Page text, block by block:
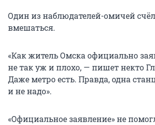
Один из наблюдателей-омичей
вмешаться.
«Как житель Омска официально
не так уж и плохо, — пишет некто
Даже метро есть. Правда, одна
и не надо».
«Официальное заявление» не